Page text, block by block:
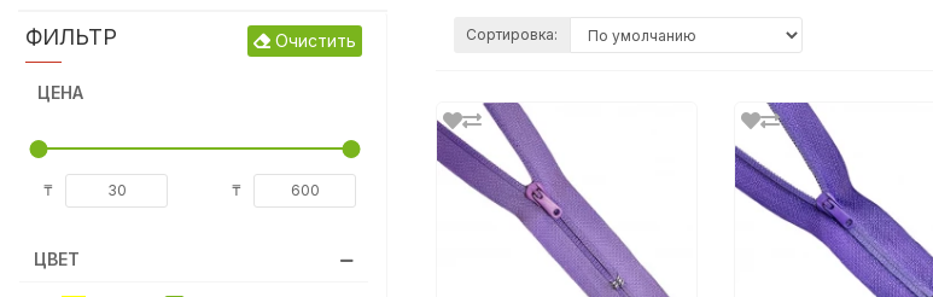
ФИЛЬТР Очистить
ЦЕНА
₸ ₸
ЦВЕТ
Сортировка: